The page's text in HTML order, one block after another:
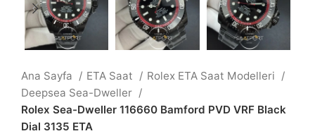
Ana Sayfa ETA Saat
Rolex ETA Saat Modelleri
Deepsea Sea-Dweller
Rolex Sea-Dweller 116660 Bamford PVD VRF Black
Dial 3135 ETA